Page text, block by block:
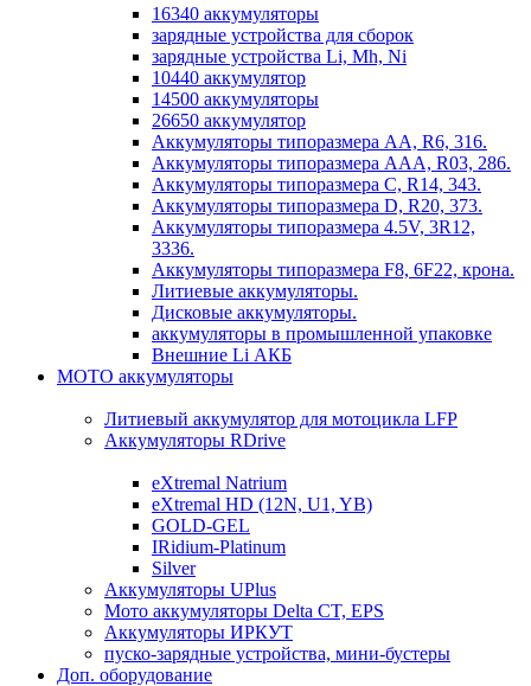
16340 аккумуляторы
зарядные устройства для сборок
зарядные устройства Li, Mh, Ni
10440 аккумулятор
14500 аккумуляторы
26650 аккумулятор
Аккумуляторы типоразмера АА, R6, 316.
Аккумуляторы типоразмера ААА, R03, 286.
Аккумуляторы типоразмера С, R14, 343.
Аккумуляторы типоразмера D, R20, 373.
Аккумуляторы типоразмера 4.5V, 3R12,
3336.
Аккумуляторы типоразмера F8, 6F22, крона.
Литиевые аккумуляторы.
Дисковые аккумуляторы.
аккумуляторы в промышленной упаковке
Внешние Li АКБ
МОТО аккумуляторы
Литиевый аккумулятор для мотоцикла LFP
Аккумуляторы RDrive
eXtremal Natrium
eXtremal HD (12N, U1, YB)
GOLD-GEL
IRidium-Platinum
Silver
Аккумуляторы UPlus
Мото аккумуляторы Delta CT, EPS
Аккумуляторы ИРКУТ
пуско-зарядные устройства, мини-бустеры
Доп. оборудование